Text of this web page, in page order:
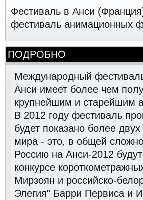
Фестиваль в Анси
фестиваль анимационных
ПОДРОБНО
Международный
Анси имеет более чем
крупнейшим и старейшим
В 2012 году фестиваль
будет показано более
мира - это, в общей
Россию на Анси-2012
конкурсе
Мирзоян и российско-
Элегия" Барри Первиса и